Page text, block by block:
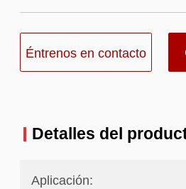
Éntrenos en contacto
Detalles del
Aplicación: